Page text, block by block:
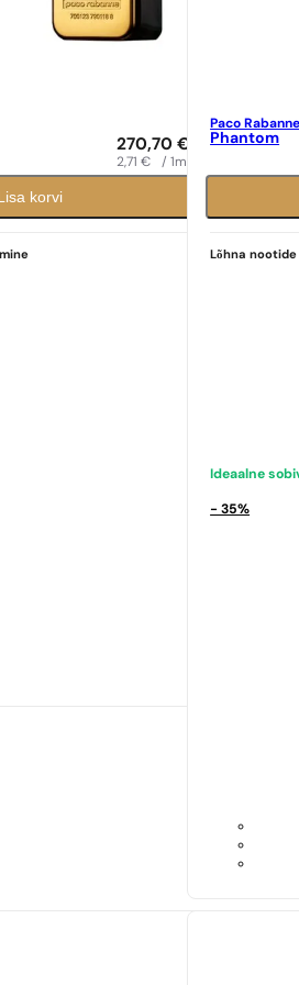
270,70 €
2,71 € / 1ml
korvi
Paco
Phantom
Lõhna
Ideaalne
- 35%